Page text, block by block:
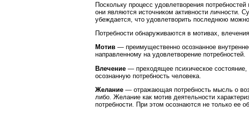
Поскольку процесс удовлетворения
они являются источником активности личности.
убеждается, что удовлетворить последнюю
Потребности обнаруживаются в мотивах,
Мотив — преимущественно осознанное
направленному на удовлетворение потребностей.
Влечение — преходящее психическое
осознанную потребность человека.
Желание — отражающая потребность мысль о
либо. Желание как мотив деятельности
потребности. При этом осознаются не только ее